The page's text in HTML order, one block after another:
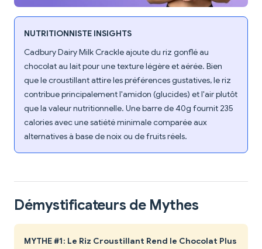
NUTRITIONNISTE INSIGHTS
Cadbury Dairy Milk Crackle ajoute du riz gonflé au
chocolat au lait pour une texture légère et aérée. Bien
que le croustillant attire les préférences gustatives, le riz
contribue principalement l'amidon (glucides) et l'air plutôt
que la valeur nutritionnelle. Une barre de 40g fournit 235
calories avec une satiété minimale comparée aux
alternatives à base de noix ou de fruits réels.
Démystificateurs de Mythes
MYTHE #1: Le Riz Croustillant Rend le Chocolat Plus